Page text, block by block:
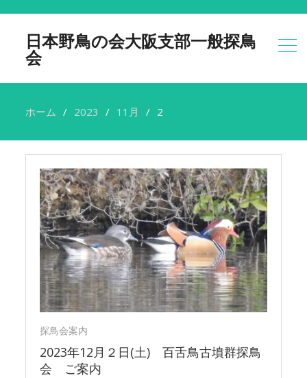
日本野鳥の会大阪支部一般探鳥
会
ホーム 2023 11月 2
探鳥会案内
2023年12月２日(土) 百舌鳥古墳群探鳥
会 ご案内